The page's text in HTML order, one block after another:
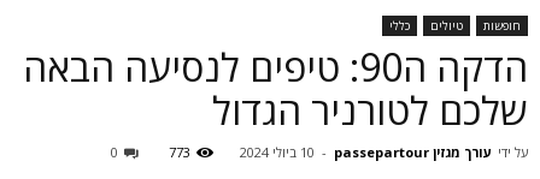
חופשות טיולים כללי
הדקה ה90: טיפים לנסיעה הבאה
שלכם לטורניר הגדול
על ידי עורך מגזין passepartour - 10 ביולי 2024 773
0